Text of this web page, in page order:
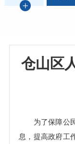
仓山区
为了保障公民
息，提高政府工